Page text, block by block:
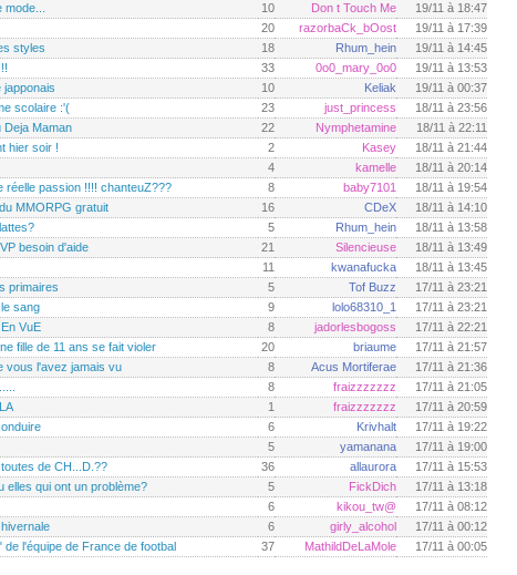
10 Don t Touch Me
19/11 à 18:47
20 razorbaCk_bOost
19/11 à 17:39
styles
18 Rhum_hein
19/11 à 14:45
33 0o0_mary_0o0
19/11 à 13:53
japponais
10 Keliak
19/11 à 00:37
scolaire :'(
23 just_princess
18/11 à 23:56
Deja Maman
22 Nymphetamine
18/11 à 22:11
hier soir !
2 Kasey
18/11 à 21:44
4 kamelle
18/11 à 20:14
réelle passion !!!! chanteuZ???
8 baby7101
18/11 à 19:54
MMORPG gratuit
16 CDeX
18/11 à 14:10
5 Rhum_hein
18/11 à 13:58
besoin d'aide
21 Silencieuse
18/11 à 13:49
11 kwanafucka
18/11 à 13:45
primaires
5 Tof Buzz
17/11 à 23:21
sang
9 lolo68310_1
17/11 à 23:21
VuE
8 jadorlesbogoss
17/11 à 22:21
fille de 11 ans se fait violer
20 briaume
17/11 à 21:57
vous l'avez jamais vu
8 Acus Mortiferae
17/11 à 21:36
8 fraizzzzzzz
17/11 à 21:05
1 fraizzzzzzz
17/11 à 20:59
6 Krivhalt
17/11 à 19:22
5 yamanana
17/11 à 19:00
de CH...D.??
36 allaurora
17/11 à 15:53
elles qui ont un problème?
5 FickDich
17/11 à 13:18
6 kikou_tw@
17/11 à 08:12
6 girly_alcohol
17/11 à 00:12
de l'équipe de France de footbal
37 MathildDeLaMole 17/11 à 00:05